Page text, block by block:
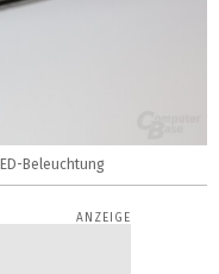
Beleuchtung